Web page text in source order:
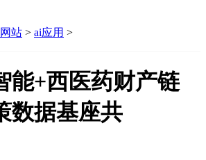
站 > ai应用 >
能+西医药财产链
数据基座共